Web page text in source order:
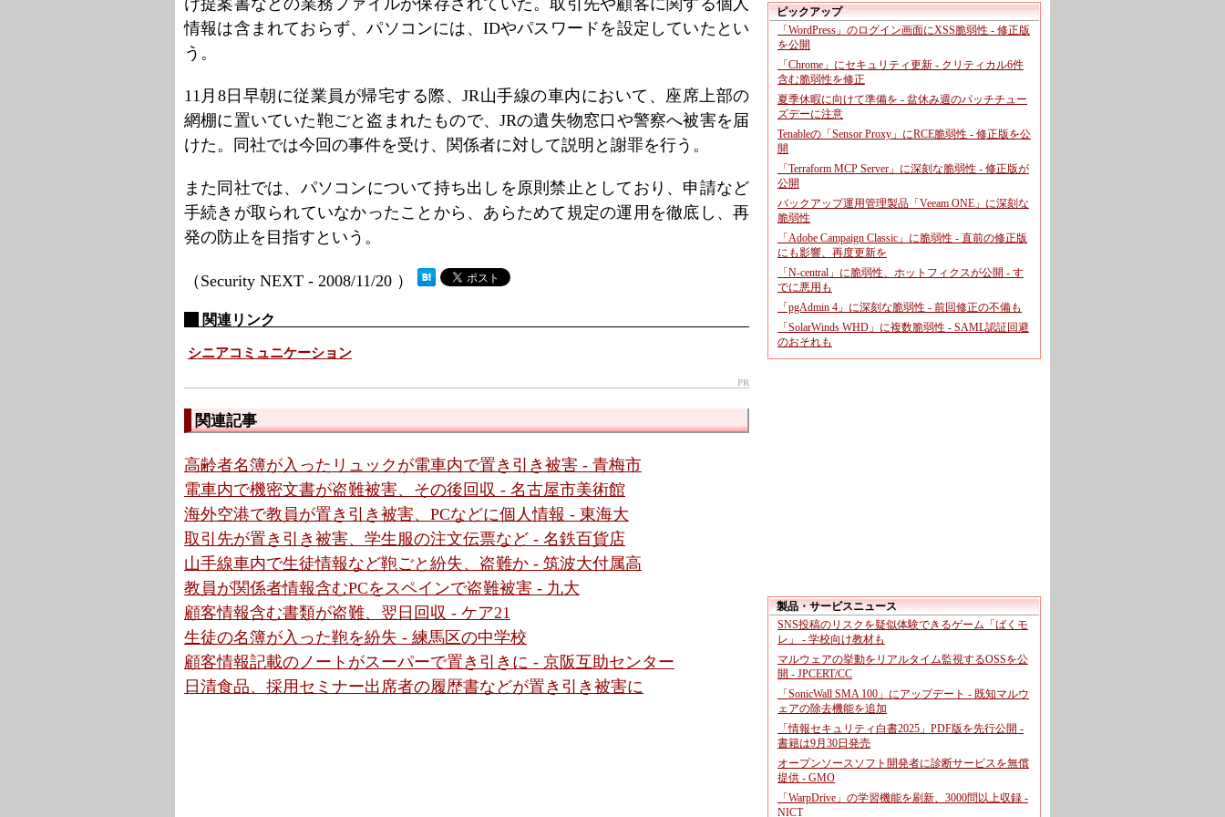
け提案書などの業務ファイルが保存されていた。取引先や顧客に関する個人
情報は含まれておらず、パソコンには、IDやパスワードを設定していたとい
う。
11月8日早朝に従業員が帰宅する際、JR山手線の車内において、座席上部の
網棚に置いていた鞄ごと盗まれたもので、JRの遺失物窓口や警察へ被害を届
けた。同社では今回の事件を受け、関係者に対して説明と謝罪を行う。
また同社では、パソコンについて持ち出しを原則禁止としており、申請など
手続きが取られていなかったことから、あらためて規定の運用を徹底し、再
発の防止を目指すという。
（Security NEXT - 2008/11/20 ）
関連リンク
シニアコミュニケーション
PR
関連記事
高齢者名簿が入ったリュックが電車内で置き引き被害 - 青梅市
電車内で機密文書が盗難被害、その後回収 - 名古屋市美術館
海外空港で教員が置き引き被害、PCなどに個人情報 - 東海大
取引先が置き引き被害、学生服の注文伝票など - 名鉄百貨店
山手線車内で生徒情報など鞄ごと紛失、盗難か - 筑波大付属高
教員が関係者情報含むPCをスペインで盗難被害 - 九大
顧客情報含む書類が盗難、翌日回収 - ケア21
生徒の名簿が入った鞄を紛失 - 練馬区の中学校
顧客情報記載のノートがスーパーで置き引きに - 京阪互助センター
日清食品、採用セミナー出席者の履歴書などが置き引き被害に
ピックアップ
「WordPress」のログイン画面にXSS脆弱性 - 修正版
を公開
「Chrome」にセキュリティ更新 - クリティカル6件
含む脆弱性を修正
夏季休暇に向けて準備を - 盆休み週のパッチチュー
ズデーに注意
Tenableの「Sensor Proxy」にRCE脆弱性 - 修正版を公
開
「Terraform MCP Server」に深刻な脆弱性 - 修正版が
公開
バックアップ運用管理製品「Veeam ONE」に深刻な
脆弱性
「Adobe Campaign Classic」に脆弱性 - 直前の修正版
にも影響、再度更新を
「N-central」に脆弱性、ホットフィクスが公開 - す
でに悪用も
「pgAdmin 4」に深刻な脆弱性 - 前回修正の不備も
「SolarWinds WHD」に複数脆弱性 - SAML認証回避
のおそれも
製品・サービスニュース
SNS投稿のリスクを疑似体験できるゲーム「ばくモ
レ」 - 学校向け教材も
マルウェアの挙動をリアルタイム監視するOSSを公
開 - JPCERT/CC
「SonicWall SMA 100」にアップデート - 既知マルウ
ェアの除去機能を追加
「情報セキュリティ白書2025」PDF版を先行公開 -
書籍は9月30日発売
オープンソースソフト開発者に診断サービスを無償
提供 - GMO
「WarpDrive」の学習機能を刷新、3000問以上収録 -
NICT